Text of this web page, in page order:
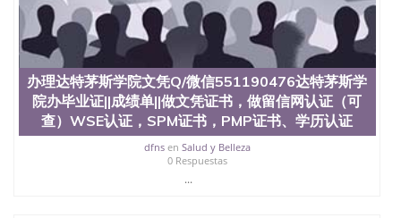
办理达特茅斯学院文凭Q/微信551190476达特茅斯学
院办毕业证||成绩单||做文凭证书，做留信网认证（可
查）WSE认证，SPM证书，PMP证书、学历认证
dfnsen Salud y Belleza
0 Respuestas
...